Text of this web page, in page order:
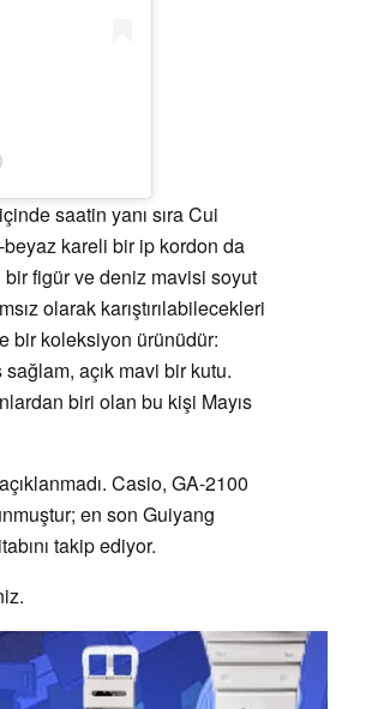
saatin yanı sıra Cui
kareli bir ip kordon da
bir figür ve deniz mavisi soyut
olarak karıştırılabilecekleri
bir koleksiyon ürünüdür:
sağlam, açık mavi bir kutu.
biri olan bu kişi Mayıs
Casio, GA-2100
en son Guiyang
takip ediyor.